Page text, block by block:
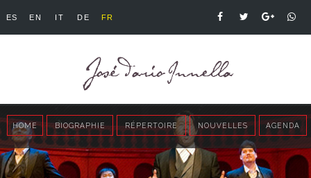
ES EN IT DE FR
HOME BIOGRAPHIE RÉPERTOIRE NOUVELLES AGENDA